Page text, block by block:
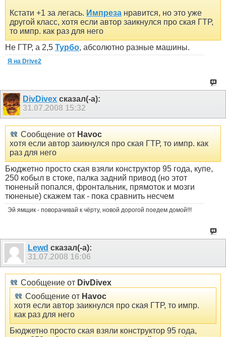
Кстати +1 за легась. Импреза нравится, но это уже
другой класс, хотя если автор заикнулся про ская ГТР,
то импр. как раз для него
Не ГТР, а 2,5 Турбо, абсолютно разные машины.
Я на Drive2
DivDivex сказал(-а):
31.07.2008 15:32
Сообщение от Havoc
хотя если автор заикнулся про ская ГТР, то импр. как
раз для него
Бюджетно просто ская взяли конструктор 95 года, купе,
250 кобыл в стоке, палка задний привод (но этот
тюненый попался, фронтальник, прямоток и мозги
тюненые) скажем так - пока сравнить несчем
Эй ямщик - поворачивай к чёрту, новой дорогой поедем домой!!!
Lewd сказал(-а):
31.07.2008 16:06
Сообщение от DivDivex
Сообщение от Havoc
хотя если автор заикнулся про ская ГТР, то импр.
как раз для него
Бюджетно просто ская взяли конструктор 95 года,